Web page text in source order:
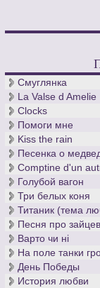
Смуглянка
La Valse d Amelie
Clocks
Помоги мне
Kiss the rain
Песенка о
Comptine d'un
Голубой вагон
Три белых коня
Титаник (тема
Песня про зайцев
Варто чи нi
На поле танки
День Победы
История любви